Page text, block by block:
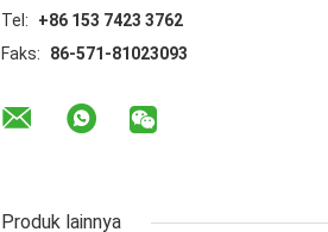
Tel:
+86 153 7423 3762
Faks:
86-571-81023093
Produk lainnya